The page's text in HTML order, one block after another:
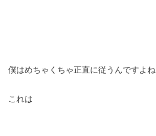
僕はめちゃくちゃ正直に従うんですよね
これは